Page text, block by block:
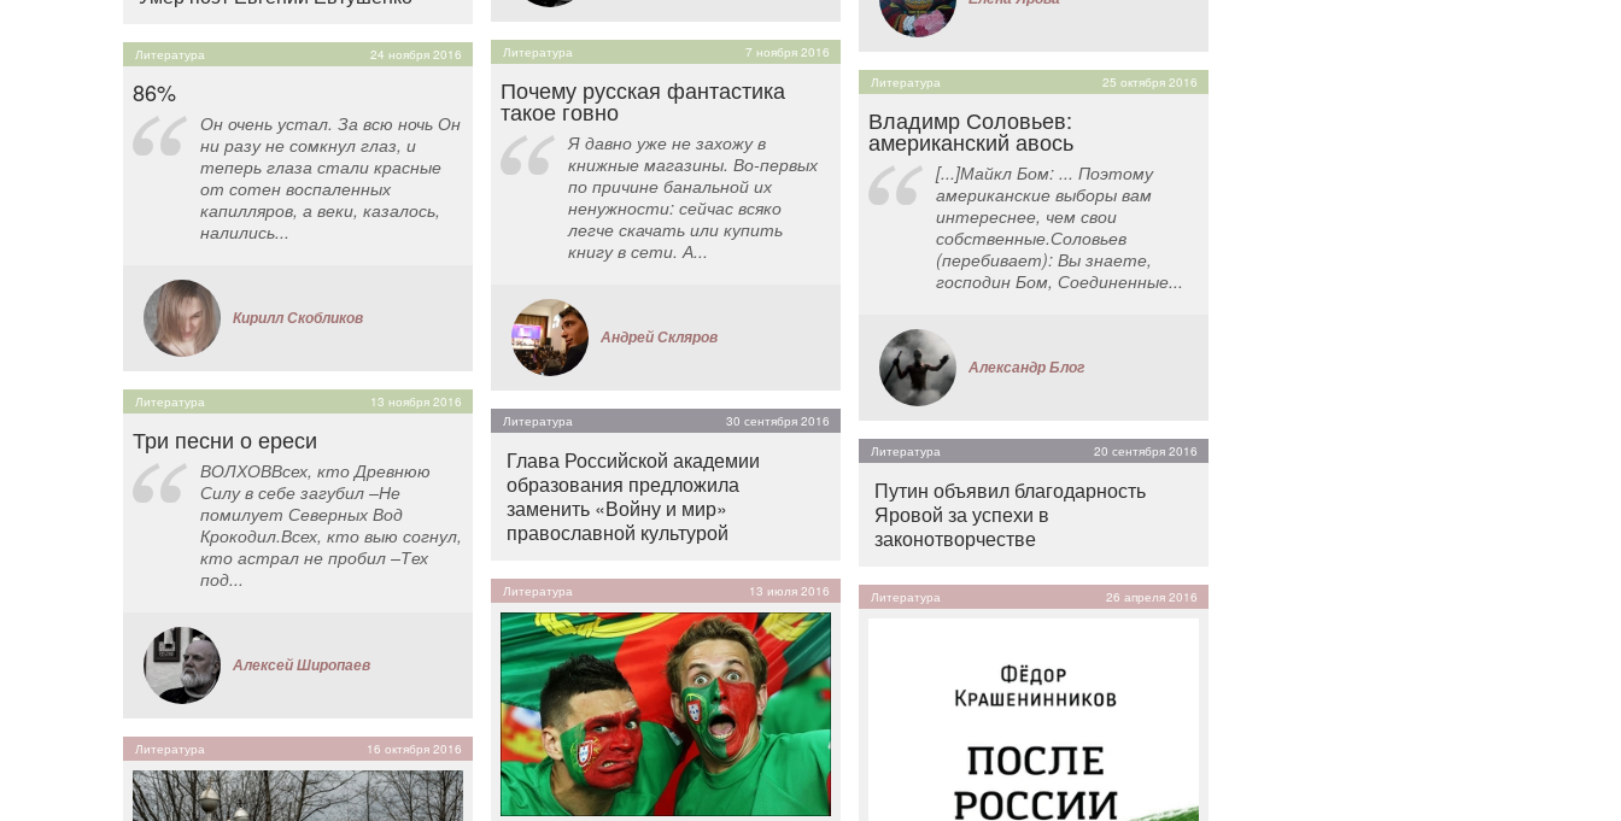
Литература 24 ноября 2016
86%
Он очень устал. За всю ночь Он
ни разу не сомкнул глаз, и
теперь глаза стали красные
от сотен воспаленных
капилляров, а веки, казалось,
налились...
Кирилл Скобликов
Литература 13 ноября 2016
Три песни о ереси
ВОЛХОВВсех, кто Древнюю
Силу в себе загубил –Не
помилует Северных Вод
Крокодил.Всех, кто выю согнул,
кто астрал не пробил –Тех
под...
Алексей Широпаев
Литература 16 октября 2016
Литература 7 ноября 2016
Почему русская фантастика
такое говно
Я давно уже не захожу в
книжные магазины. Во-первых
по причине банальной их
ненужности: сейчас всяко
легче скачать или купить
книгу в сети. А...
Андрей Скляров
Литература 30 сентября 2016
Глава Российской академии
образования предложила
заменить «Войну и мир»
православной культурой
Литература 13 июля 2016
Литература 25 октября 2016
Владимр Соловьев:
американский авось
[...]Майкл Бом: ... Поэтому
американские выборы вам
интереснее, чем свои
собственные.Соловьев
(перебивает): Вы знаете,
господин Бом, Соединенные...
Александр Блог
Литература 20 сентября 2016
Путин объявил благодарность
Яровой за успехи в
законотворчестве
Литература 26 апреля 2016